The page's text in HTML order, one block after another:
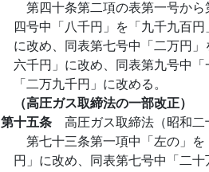
第四十条第二項の表第一号か
四号中「八千円」を「九千九百
に改め、同表第七号中「二万円
六千円」に改め、同表第九号中
「二万九千円」に改める。
（高圧ガス取締法の一部改正）
第十五条 高圧ガス取締法（昭和二
第七十三条第一項中「左の」
円」に改め、同表第七号中「二